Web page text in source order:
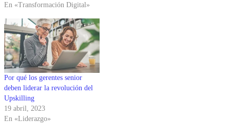
En «Transformación Digital»
Por qué los gerentes senior
deben liderar la revolución del
Upskilling
19 abril, 2023
En «Liderazgo»